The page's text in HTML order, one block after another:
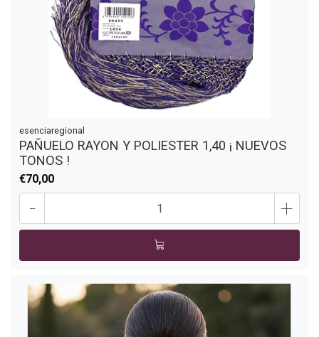
esenciaregional
PAÑUELO RAYON Y POLIESTER 1,40 ¡ NUEVOS
TONOS !
€70,00
- +